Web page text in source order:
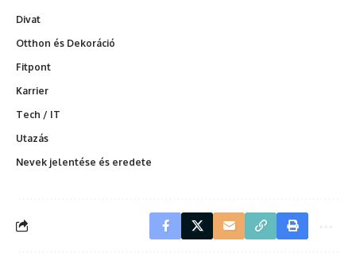
Divat
Otthon és Dekoráció
Fitpont
Karrier
Tech / IT
Utazás
Nevek jelentése és eredete